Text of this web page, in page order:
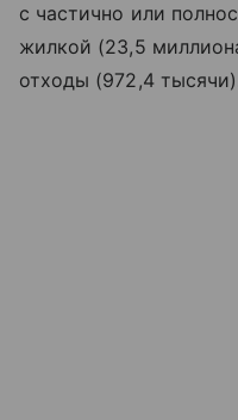
с частично или
жилкой (23,5
отходы (972,4